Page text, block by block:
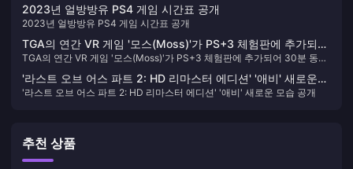
2023년 얼방방유 PS4 게임 시간표 공개
2023년 얼방방유 PS4 게임 시간표 공개
TGA의 연간 VR 게임 '모스(Moss)'가 PS+3 체험판에 추가되어
30분 동안 무료로 체험할 수 있습니다.
TGA의 연간 VR 게임 '모스(Moss)'가 PS+3 체험판에 추가되어 30분 동안
'라스트 오브 어스 파트 2: HD 리마스터 에디션' '애비' 새로운
모습 공개
'라스트 오브 어스 파트 2: HD 리마스터 에디션' '애비' 새로운 모습 공개
추천 상품